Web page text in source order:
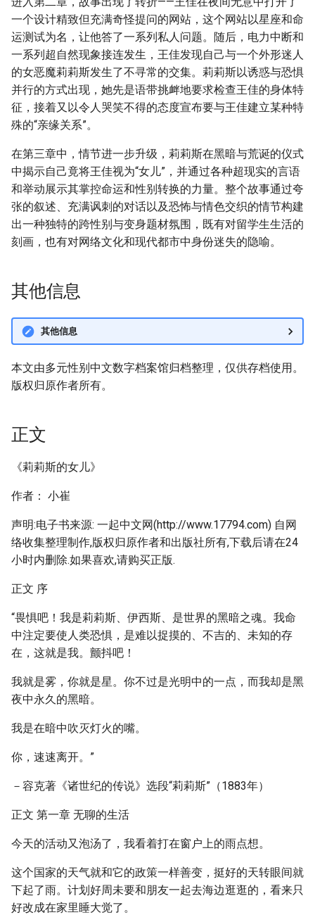
一个设计精致但充满奇怪提问的网站，这个网站以星座和命
运测试为名，让他答了一系列私人问题。随后，电力中断和
一系列超自然现象接连发生，王佳发现自己与一个外形迷人
的女恶魔莉莉斯发生了不寻常的交集。莉莉斯以诱惑与恐惧
并行的方式出现，她先是语带挑衅地要求检查王佳的身体特
征，接着又以令人哭笑不得的态度宣布要与王佳建立某种特
殊的“亲缘关系”。
在第三章中，情节进一步升级，莉莉斯在黑暗与荒诞的仪式
中揭示自己竟将王佳视为“女儿”，并通过各种超现实的言语
和举动展示其掌控命运和性别转换的力量。整个故事通过夸
张的叙述、充满讽刺的对话以及恐怖与情色交织的情节构建
出一种独特的跨性别与变身题材氛围，既有对留学生生活的
刻画，也有对网络文化和现代都市中身份迷失的隐喻。
其他信息
其他信息
本文由多元性别中文数字档案馆归档整理，仅供存档使用。
版权归原作者所有。
正文
《莉莉斯的女儿》
作者： 小崔
声明:电子书来源: 一起中文网(http://www.17794.com) 自网
络收集整理制作,版权归原作者和出版社所有,下载后请在24
小时内删除.如果喜欢,请购买正版.
正文 序
“畏惧吧！我是莉莉斯、伊西斯、是世界的黑暗之魂。我命
中注定要使人类恐惧，是难以捉摸的、不吉的、未知的存
在，这就是我。颤抖吧！
我就是雾，你就是星。你不过是光明中的一点，而我却是黑
夜中永久的黑暗。
我是在暗中吹灭灯火的嘴。
你，速速离开。”
－容克著《诸世纪的传说》选段“莉莉斯”（1883年）
正文 第一章 无聊的生活
今天的活动又泡汤了，我看着打在窗户上的雨点想。
这个国家的天气就和它的政策一样善变，挺好的天转眼间就
下起了雨。计划好周未要和朋友一起去海边逛逛的，看来只
好改成在家里睡大觉了。